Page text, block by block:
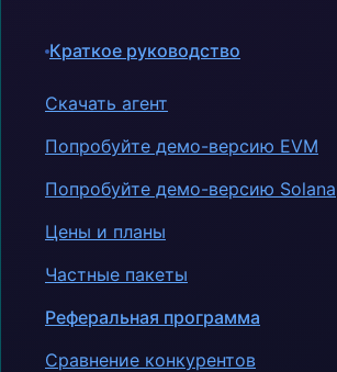
Краткое руководство
Скачать агент
Попробуйте демо-версию EVM
Попробуйте демо-версию Solana
Цены и планы
Частные пакеты
Реферальная программа
Сравнение конкурентов